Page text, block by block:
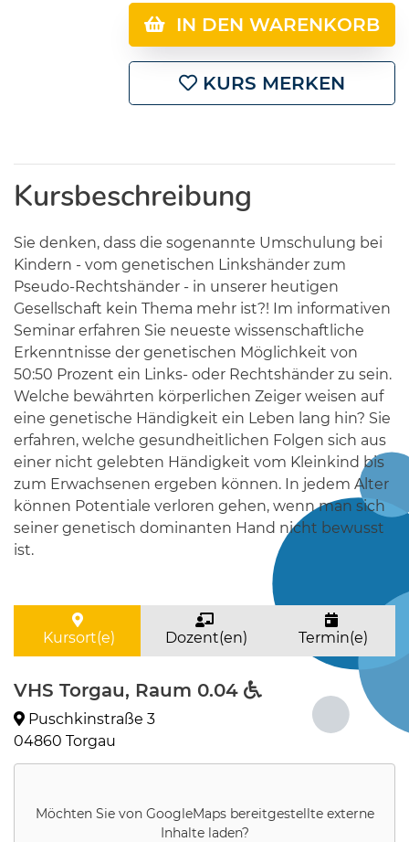
IN DEN WARENKORB
KURS MERKEN
Kursbeschreibung
Sie denken, dass die sogenannte Umschulung bei
Kindern - vom genetischen Linkshänder zum
Pseudo-Rechtshänder - in unserer heutigen
Gesellschaft kein Thema mehr ist?! Im informativen
Seminar erfahren Sie neueste wissenschaftliche
Erkenntnisse der genetischen Möglichkeit von
50:50 Prozent ein Links- oder Rechtshänder zu sein.
Welche bewährten körperlichen Zeiger weisen auf
eine genetische Händigkeit ein Leben lang hin? Sie
erfahren, welche gesundheitlichen Folgen sich aus
einer nicht gelebten Händigkeit vom Kleinkind bis
zum Erwachsenen ergeben können. In jedem Alter
können Potentiale verloren gehen, wenn man sich
seiner genetisch dominanten Hand nicht bewusst
ist.
Kursort(e) Dozent(en) Termin(e)
VHS Torgau, Raum 0.04
Puschkinstraße 3
04860 Torgau
Möchten Sie von GoogleMapsbereitgestellte externe
Inhalte laden?